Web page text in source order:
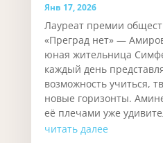
Янв 17, 2026
Лауреат премии
«Преград нет» —
юная жительница
каждый день
возможность учиться,
новые горизонты.
её плечами уже
читать далее